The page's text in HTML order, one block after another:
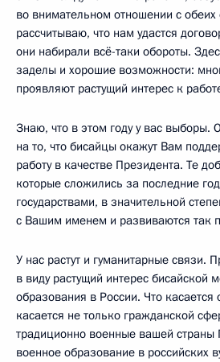
во внимательном отношении с обеих
рассчитываю, что нам удастся
они набирали всё-таки обороты.
заделы и хорошие возможности:
проявляют растущий интерес к
Знаю, что в этом году у вас выборы.
на то, что бисайцы окажут Вам
работу в качестве Президента. Те
которые сложились за последние
государствами, в значительной
с Вашим именем и развиваются так
У нас растут и гуманитарные связи.
в виду растущий интерес бисайской
образования в России. Что касается
касается не только гражданской
традиционно военные вашей страны
военное образование в российских